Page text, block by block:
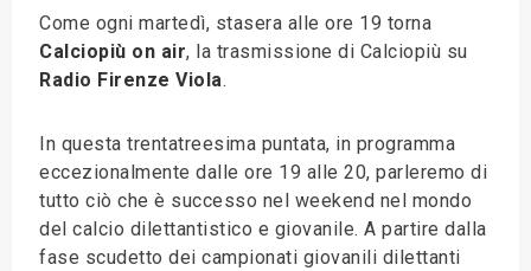
Come ogni martedì, stasera alle ore 19 torna
Calciopiù on air, la trasmissione di Calciopiù su
Radio Firenze Viola.
In questa trentatreesima puntata, in programma
eccezionalmente dalle ore 19 alle 20, parleremo di
tutto ciò che è successo nel weekend nel mondo
del calcio dilettantistico e giovanile. A partire dalla
fase scudetto dei campionati giovanili dilettanti